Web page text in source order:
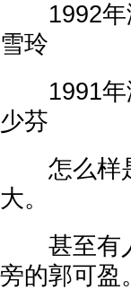
1992年港
雪玲
1991年港
少芬
怎么样是
大。
甚至有人
旁的郭可盈。